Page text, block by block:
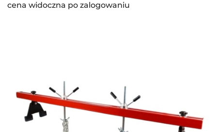
cena widoczna po zalogowaniu